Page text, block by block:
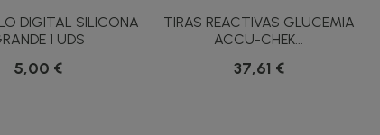
DIGITAL SILICONA
1 UDS
5,00 €
TIRAS REACTIVAS GLUCEMIA
ACCU-CHEK...
37,61 €